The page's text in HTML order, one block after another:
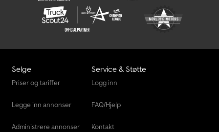
Selge
Priser og tariffer
Legge inn annonser
Administrere annonser
Service & Støtte
Logg inn
FAQ/Hjelp
Kontakt